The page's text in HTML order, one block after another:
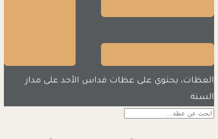
العظات، يحتوي على عظات قداس الأحد على مدار
السنة